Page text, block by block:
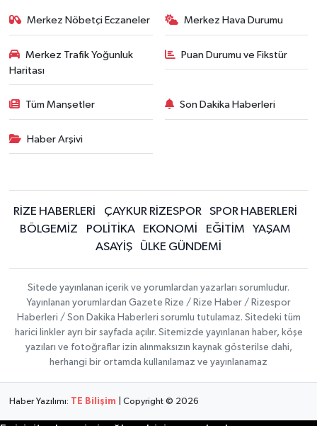
Merkez Nöbetçi Eczaneler Merkez Hava Durumu
Merkez Trafik Yoğunluk
Haritası
Puan Durumu ve Fikstür
Tüm Manşetler Son Dakika Haberleri
Haber Arşivi
RİZE HABERLERİ ÇAYKUR RİZESPOR
SPOR HABERLERİ
BÖLGEMİZ
POLİTİKA EKONOMİ EĞİTİM
YAŞAM
ASAYİŞ
ÜLKE GÜNDEMİ
Sitede yayınlanan içerik ve yorumlardan yazarları sorumludur.
Yayınlanan yorumlardan Gazete Rize / Rize Haber / Rizespor
Haberleri / Son Dakika Haberleri sorumlu tutulamaz. Sitedeki tüm
harici linkler ayrı bir sayfada açılır. Sitemizde yayınlanan haber, köşe
yazıları ve fotoğraflar izin alınmaksızın kaynak gösterilse dahi,
herhangi bir ortamda kullanılamaz ve yayınlanamaz
Haber Yazılımı: TE Bilişim | Copyright © 2026